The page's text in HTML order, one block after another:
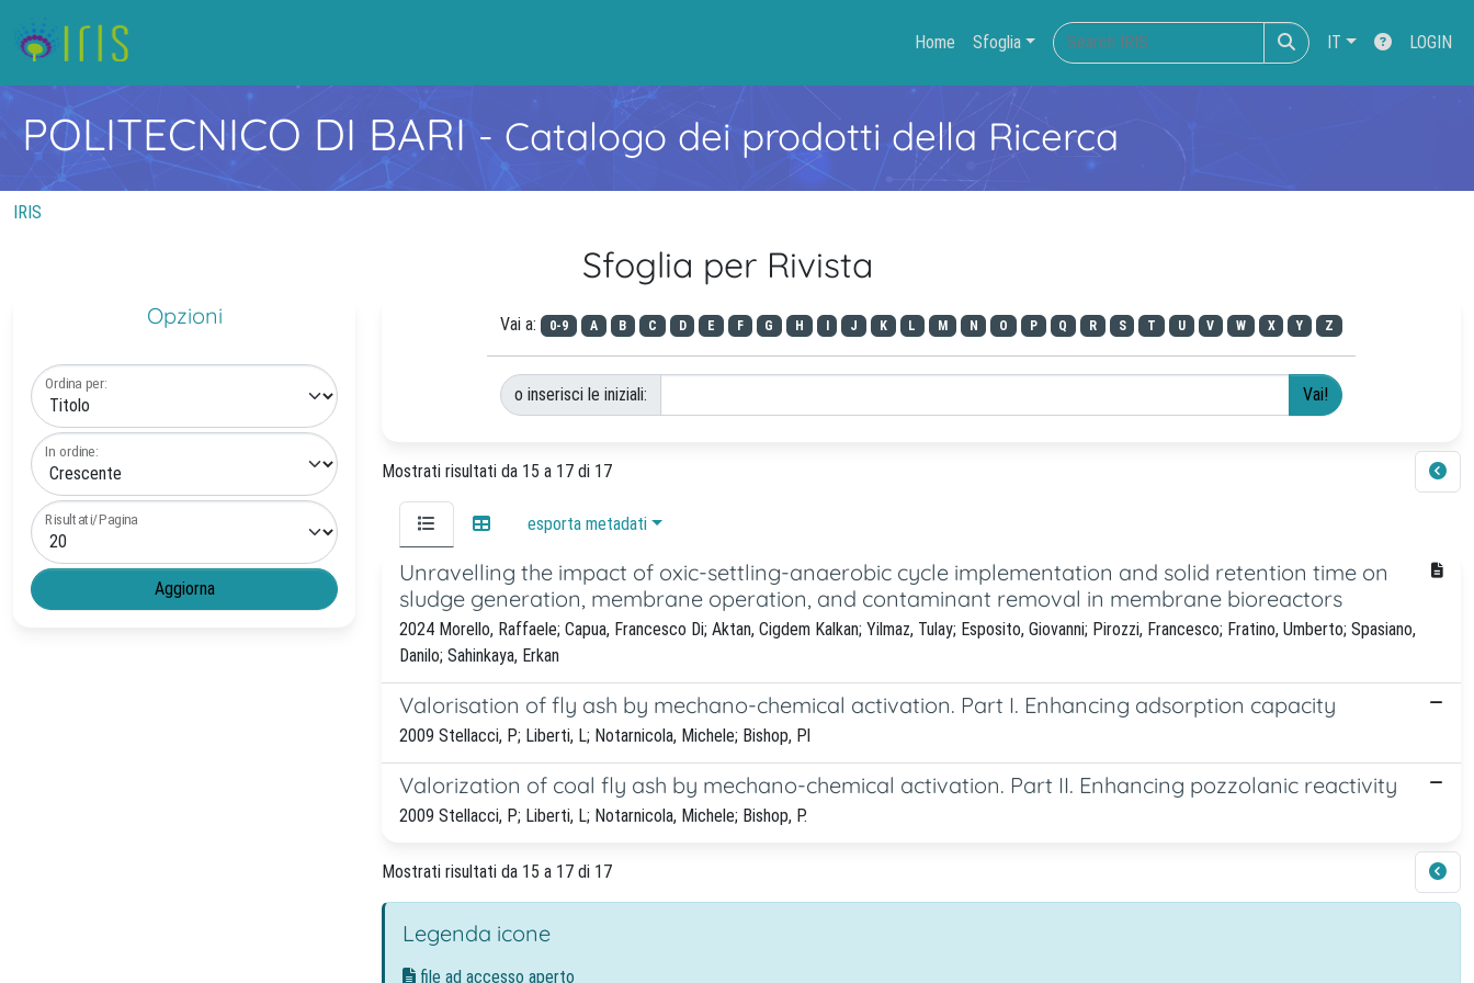
Home Sfoglia IT LOGIN
POLITECNICO DI BARI- Catalogo dei prodotti della Ricerca
IRIS
Sfoglia per Rivista
Opzioni
Ordina per:
In ordine:
Risultati/Pagina
Vai a: 0-9 A B C D E F G H J K L M N O P Q R S T U V W X Y Z
o inserisci le iniziali:
Mostrati risultati da 15 a 17 di 17
esporta metadati
Unravelling the impact of oxic-settling-anaerobic cycle implementation and solid retention time on
sludge generation, membrane operation, and contaminant removal in membrane bioreactors
2024 Morello, Raffaele; Capua, Francesco Di; Aktan, Cigdem Kalkan; Yilmaz, Tulay; Esposito, Giovanni; Pirozzi, Francesco; Fratino, Umberto; Spasiano,
Danilo; Sahinkaya, Erkan
Valorisation of fly ash by mechano-chemical activation. Part I. Enhancing adsorption capacity
2009 Stellacci, P; Liberti, L; Notarnicola, Michele; Bishop, Pl
Valorization of coal fly ash by mechano-chemical activation. Part II. Enhancing pozzolanic reactivity
2009 Stellacci, P; Liberti, L; Notarnicola, Michele; Bishop, P.
Mostrati risultati da 15 a 17 di 17
Legenda icone
file ad accesso aperto